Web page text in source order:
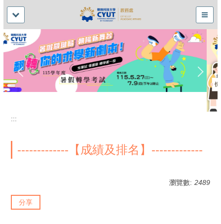
:::
-------------【成績及排名】-------------
瀏覽數: 2489
分享